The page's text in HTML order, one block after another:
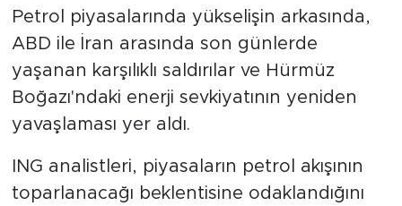
Petrol piyasalarında yükselişin arkasında,
ABD ile İran arasında son günlerde
yaşanan karşılıklı saldırılar ve Hürmüz
Boğazı'ndaki enerji sevkiyatının yeniden
yavaşlaması yer aldı.
ING analistleri, piyasaların petrol akışının
toparlanacağı beklentisine odaklandığını